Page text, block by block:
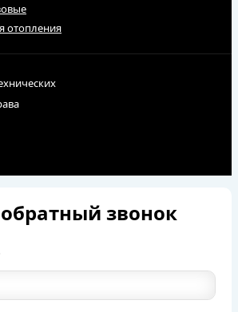
отопления
звонок